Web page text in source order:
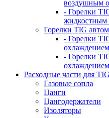
воздушным
- Горелки
жидкостным
Горелки TIG
- Горелки
охлаждением
- Горелки
охлаждением
Расходные части для TIG
Газовые сопла
Цанги
Цангодержатели
Изоляторы